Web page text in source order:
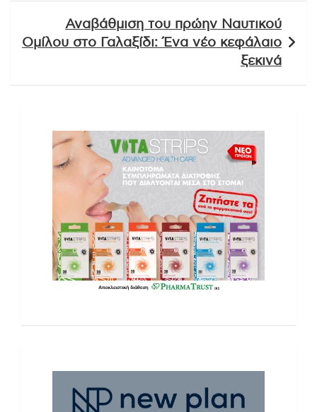
Αναβάθμιση του πρώην Ναυτικού
Ομίλου στο Γαλαξίδι: Ένα νέο κεφάλαιο
ξεκινά